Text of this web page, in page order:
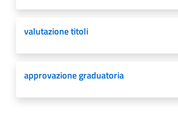
valutazione titoli
approvazione graduatoria